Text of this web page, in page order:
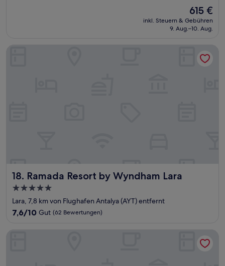
Der
Preis
beträgt
615 €
inkl. Steuern & Gebühren
9. Aug.–10. Aug.
18. Ramada Resort by Wyndham Lara
Ramada Resort by Wyndham Lara
5.0-
Sterne-
Unterkunft
Lara, 7,8 km von Flughafen Antalya (AYT) entfernt
7.6
10,
7,6/10 Gut (62 Bewertungen)
Ramada Resort by Wyndham Lara